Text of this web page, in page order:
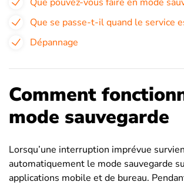
Que se passe-t-il quand le service
Dépannage
Comment
mode sauvegarde
Lorsqu’une interruption imprévue
automatiquement le mode sauvegarde
applications mobile et de bureau.